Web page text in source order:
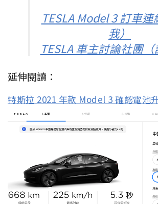
TESLA Model 3 訂車
我）
TESLA 車主討論社團（
延伸閱讀：
特斯拉 2021 年款 Model 3 確認電池